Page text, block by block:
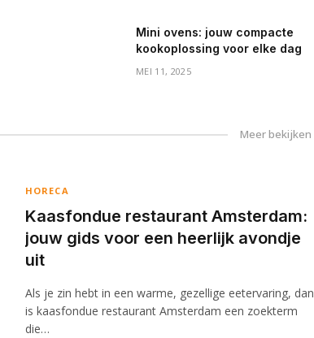
Mini ovens: jouw compacte
kookoplossing voor elke dag
MEI 11, 2025
Meer bekijken
HORECA
Kaasfondue restaurant Amsterdam:
jouw gids voor een heerlijk avondje
uit
Als je zin hebt in een warme, gezellige eetervaring, dan
is kaasfondue restaurant Amsterdam een zoekterm
die…